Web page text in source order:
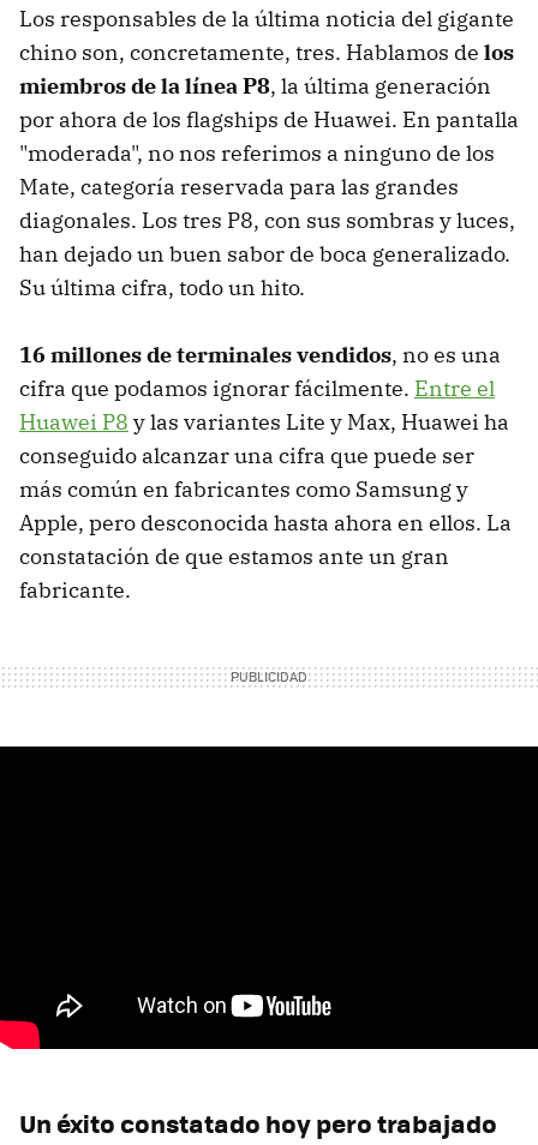
Los responsables de la última noticia del gigante
chino son, concretamente, tres. Hablamos de los
miembros de la línea P8, la última generación
por ahora de los flagships de Huawei. En pantalla
"moderada", no nos referimos a ninguno de los
Mate, categoría reservada para las grandes
diagonales. Los tres P8, con sus sombras y luces,
han dejado un buen sabor de boca generalizado.
Su última cifra, todo un hito.
16 millones de terminales vendidos, no es una
cifra que podamos ignorar fácilmente. Entre el
Huawei P8 y las variantes Lite y Max, Huawei ha
conseguido alcanzar una cifra que puede ser
más común en fabricantes como Samsung y
Apple, pero desconocida hasta ahora en ellos. La
constatación de que estamos ante un gran
fabricante.
Un éxito constatado hoy pero trabajado